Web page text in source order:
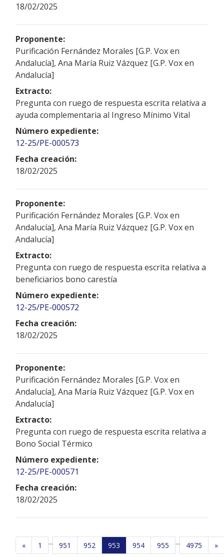
18/02/2025
Proponente:
Purificación Fernández Morales [G.P. Vox en
Andalucía], Ana María Ruiz Vázquez [G.P. Vox en
Andalucía]
Extracto:
Pregunta con ruego de respuesta escrita relativa a
ayuda complementaria al Ingreso Mínimo Vital
Número expediente:
12-25/PE-000573
Fecha creación:
18/02/2025
Proponente:
Purificación Fernández Morales [G.P. Vox en
Andalucía], Ana María Ruiz Vázquez [G.P. Vox en
Andalucía]
Extracto:
Pregunta con ruego de respuesta escrita relativa a
beneficiarios bono carestía
Número expediente:
12-25/PE-000572
Fecha creación:
18/02/2025
Proponente:
Purificación Fernández Morales [G.P. Vox en
Andalucía], Ana María Ruiz Vázquez [G.P. Vox en
Andalucía]
Extracto:
Pregunta con ruego de respuesta escrita relativa a
Bono Social Térmico
Número expediente:
12-25/PE-000571
Fecha creación:
18/02/2025
« 1 ... 951 952 953 954 955 ... 4975 »